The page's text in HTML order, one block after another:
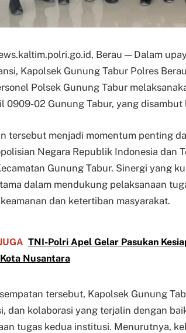
Berau — Dalam
Kapolsek Gunung Tabur Polres
Polsek Gunung Tabur
0909-02 Gunung Tabur, yang
tersebut menjadi momentum penting
Negara Republik Indonesia dan
Gunung Tabur. Sinergi yang
dalam mendukung pelaksanaan
dan ketertiban masyarakat.
TNI-Polri Apel Gelar Pasukan
Nusantara
tersebut, Kapolsek Gunung
dan kolaborasi yang terjalin dengan
tugas kedua institusi. Menurutnya,